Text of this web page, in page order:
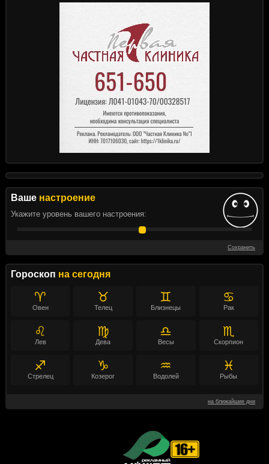
Ваше настроение
Укажите уровень вашего настроения:
Сохранить
Гороскоп на сегодня
♈
Овен
♉
Телец
♊
Близнецы
♋
Рак
♌
Лев
♍
Дева
♎
Весы
♏
Скорпион
♐
Стрелец
♑
Козерог
♒
Водолей
♓
Рыбы
на ближайшие дни